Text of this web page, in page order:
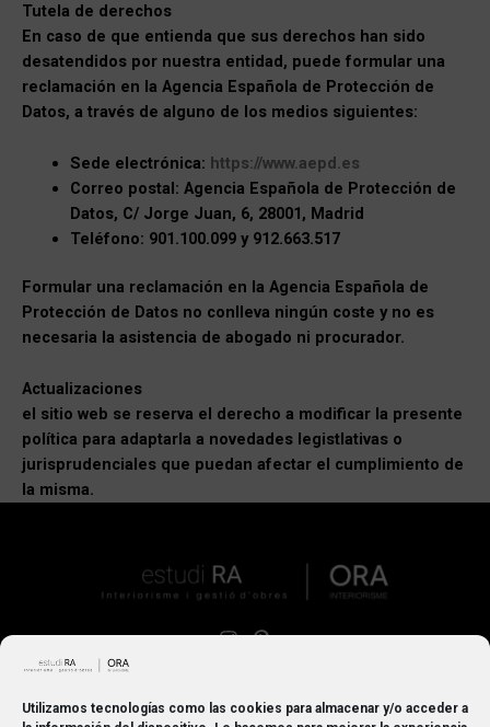
Utilizamos tecnologías como las cookies para almacenar y/o acceder a
Tutela de derechos
En caso de que entienda que sus derechos han sido
desatendidos por nuestra entidad, puede formular una
reclamación en la Agencia Española de Protección de
Datos, a través de alguno de los medios siguientes:
Sede electrónica: https://www.aepd.es
Correo postal: Agencia Española de Protección de
Datos, C/ Jorge Juan, 6, 28001, Madrid
Teléfono: 901.100.099 y 912.663.517
Formular una reclamación en la Agencia Española de
Protección de Datos no conlleva ningún coste y no es
necesaria la asistencia de abogado ni procurador.
Actualizaciones
el sitio web se reserva el derecho a modificar la presente
política para adaptarla a novedades legistlativas o
jurisprudenciales que puedan afectar el cumplimiento de
la misma.
Av. de la Indústria, 7,